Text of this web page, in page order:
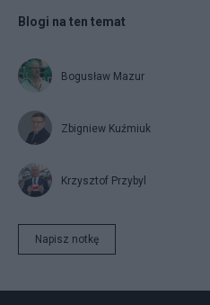
Blogi na ten temat
Bogusław Mazur
Zbigniew Kuźmiuk
Krzysztof Przybyl
Napisz notkę